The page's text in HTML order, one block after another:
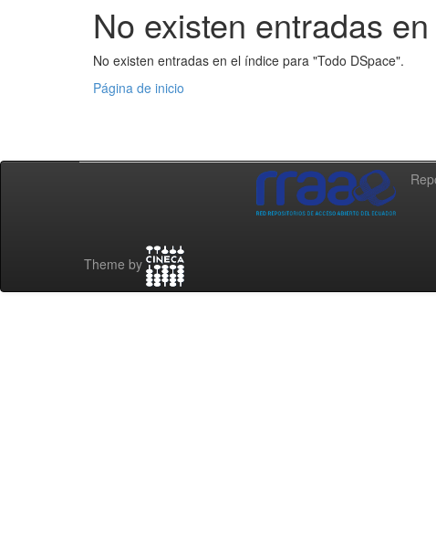
No existen entradas
No existen entradas en el índice para "Todo DSpace".
Página de inicio
Theme by